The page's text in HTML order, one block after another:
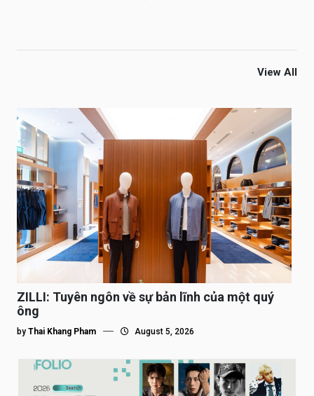
View All
ZILLI: Tuyên ngôn về sự bản lĩnh của một quý
ông
by Thai Khang Pham August 5, 2026